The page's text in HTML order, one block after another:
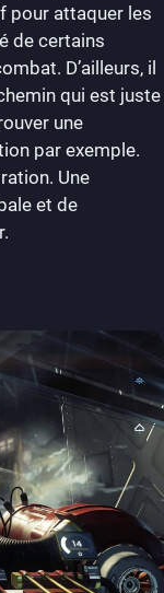
pour attaquer les
de certains
D’ailleurs, il
qui est juste
une
par exemple.
Une
et de